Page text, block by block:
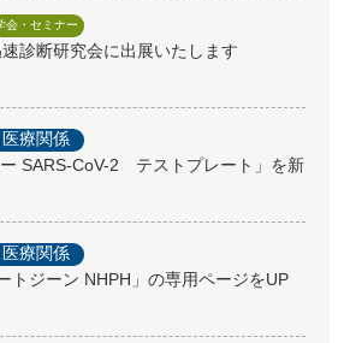
会・セミナー
診断研究会に出展いたします
医療関係
ー SARS-CoV-2 テストプレート」を新
医療関係
トジーン NHPH」の専用ページをUP